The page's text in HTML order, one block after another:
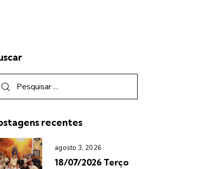
recentes
agosto 3, 2026
18/07/2026 Terço